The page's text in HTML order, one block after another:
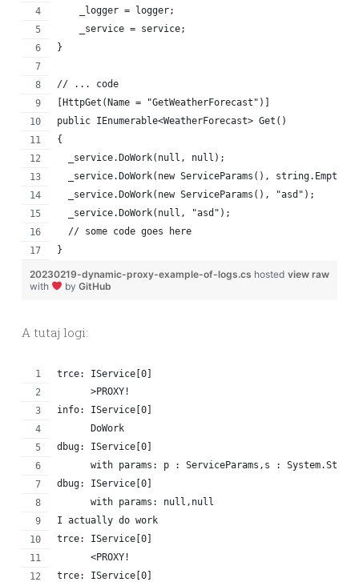
    _logger = logger;
    _service = service;
}
// ... code
[HttpGet(Name = "GetWeatherForecast")]
public IEnumerable<WeatherForecast> Get()
{
  _service.DoWork(null, null);
  _service.DoWork(new ServiceParams(), string.Empty);
  _service.DoWork(new ServiceParams(), "asd");
  _service.DoWork(null, "asd");
  // some code goes here
}
view raw
20230219-dynamic-proxy-example-of-logs.cs hosted
with
by GitHub
A tutaj logi:
trce: IService[0]
      >PROXY!
info: IService[0]
      DoWork
dbug: IService[0]
      with params: p : ServiceParams,s : System.String
dbug: IService[0]
      with params: null,null
I actually do work
trce: IService[0]
      <PROXY!
trce: IService[0]